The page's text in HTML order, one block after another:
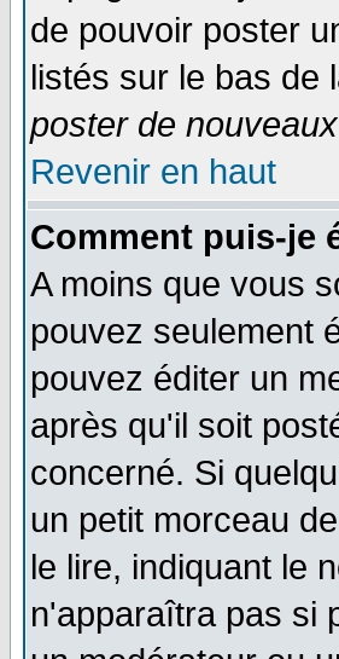
de pouvoir poster
listés sur le bas de
poster de
Revenir en haut
Comment puis-je
A moins que vous
pouvez seulement
pouvez éditer un
après qu'il soit
concerné. Si
un petit morceau
le lire, indiquant le
n'apparaîtra pas si